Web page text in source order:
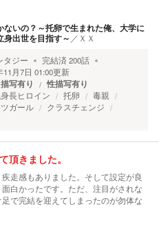
ないの？～托卵で生まれた俺、大学に
身出世を目指す～ ／ ＸＸ
タジー 完結済200話
11月7日 01:00更新
写有り 性描写有り
長ヒロイン 托卵
毒親
ガール
クラスチェンジ
頂きました。
走感もありました。そして設定が良
白かったです。ただ、注目がされな
で完結を迎えてしまったのが勿体な